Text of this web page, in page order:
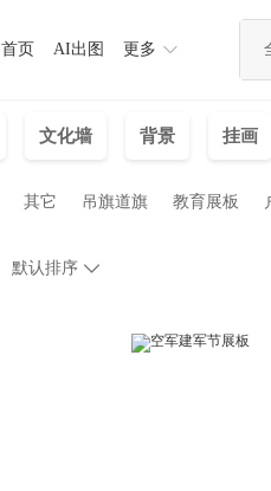
首页 AI出图 更多
文化墙 背景 挂画
其它 吊旗道旗 教育展板
默认排序 